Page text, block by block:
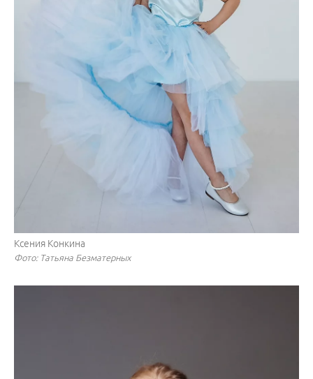
Ксения Конкина
Фото: Татьяна Безматерных